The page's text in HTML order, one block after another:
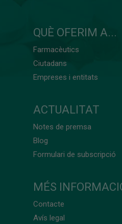
QUÈ OFERIM A...
Farmacèutics
Ciutadans
Empreses i entitats
ACTUALITAT
Notes de premsa
Blog
Formulari de subscripció
MÉS
Contacte
Avís legal